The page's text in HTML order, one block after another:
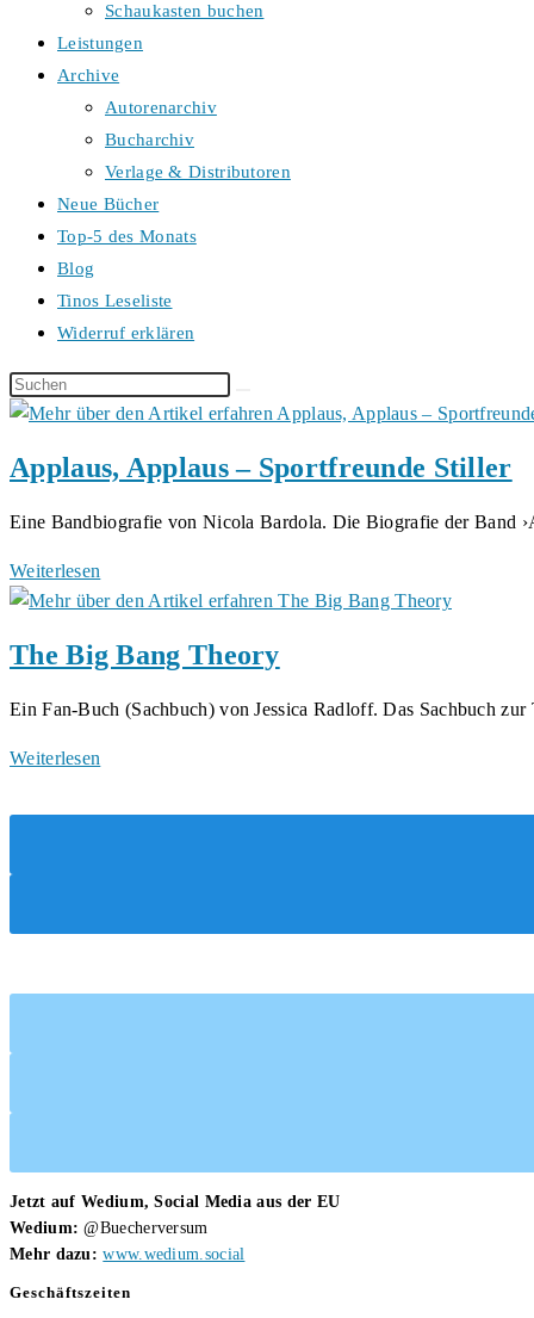
Schaukasten buchen
Leistungen
Archive
Autorenarchiv
Bucharchiv
Verlage & Distributoren
Neue Bücher
Top-5 des Monats
Blog
Tinos Leseliste
Widerruf erklären
Diese
Website
Applaus, Applaus – Sportfreunde Stiller
Eine Bandbiografie von Nicola Bardola. Die Biografie der Band
Weiterlesen
Applaus
Sportfreunde
The Big Bang Theory
Ein Fan-Buch (Sachbuch) von Jessica Radloff. Das Sachbuch
Weiterlesen
Bang
Jetzt auf Wedium, Social Media aus der EU
Wedium: @Buecherversum
Mehr dazu: www.wedium.social
Geschäftszeiten